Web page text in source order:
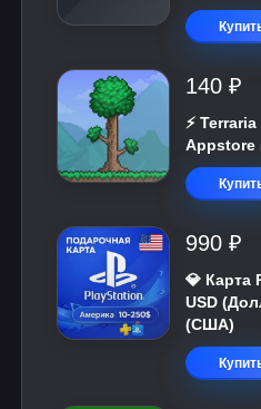
140 ₽
⚡️
Appstore
990 ₽
💎 Карта
USD
(США)